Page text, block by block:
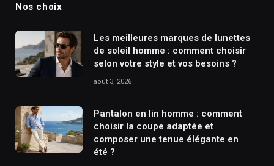
Nos choix
Les meilleures marques de lunettes
de soleil homme : comment choisir
selon votre style et vos besoins ?
août 3, 2026
Pantalon en lin homme : comment
choisir la coupe adaptée et
composer une tenue élégante en
été ?